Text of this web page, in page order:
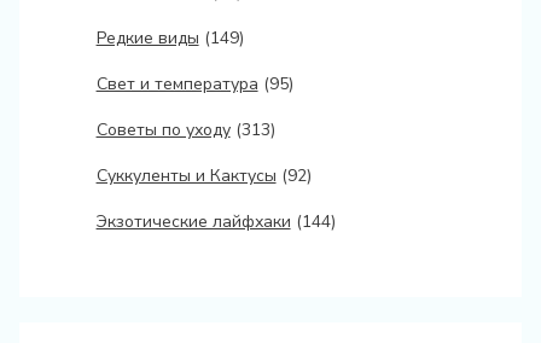
Редкие виды (149)
Свет и температура (95)
Советы по уходу(313)
Суккуленты и Кактусы (92)
Экзотические лайфхаки (144)